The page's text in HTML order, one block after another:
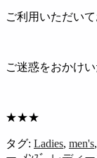
ご利用いただい
ご迷惑をおかけ
★★★
タグ: Ladies, men's,